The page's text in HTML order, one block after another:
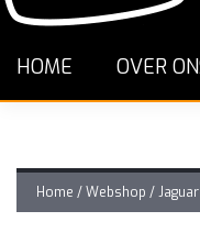
HOME OVER
Home /Webshop /